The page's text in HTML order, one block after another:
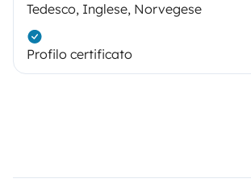
Tedesco, Inglese, Norvegese
Profilo certificato